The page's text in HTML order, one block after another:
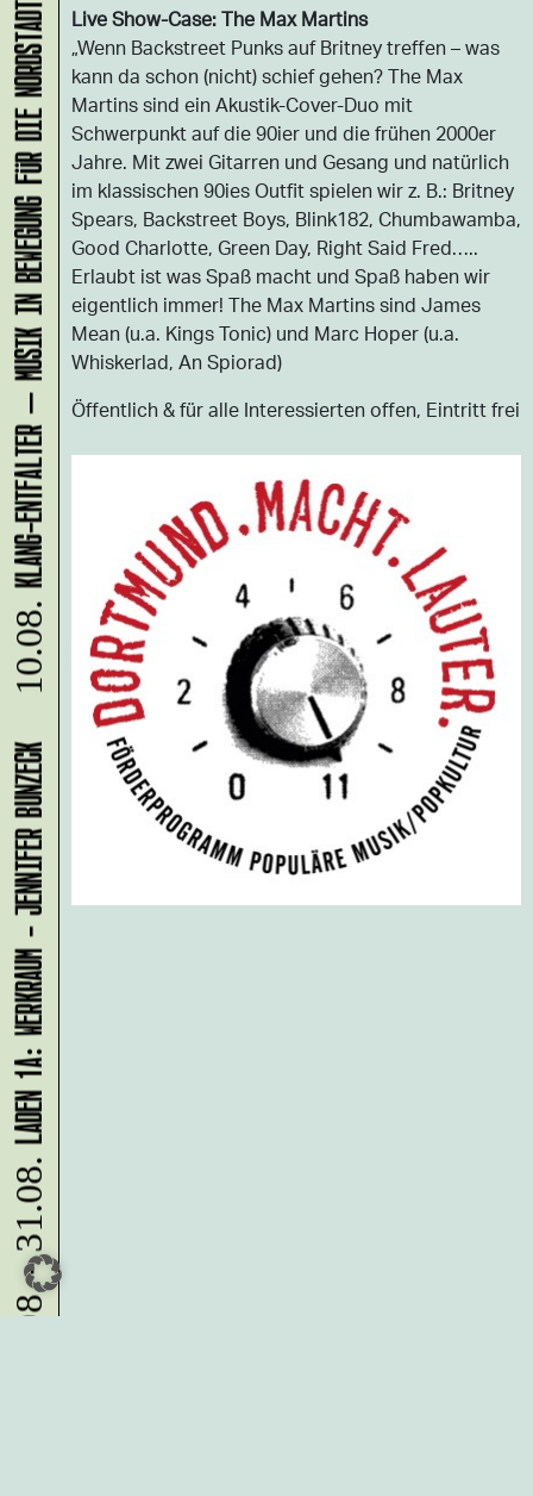
Live Show-Case: The Max Martins
„Wenn Backstreet Punks auf Britney treffen – was
kann da schon (nicht) schief gehen? The Max
Martins sind ein Akustik-Cover-Duo mit
Schwerpunkt auf die 90ier und die frühen 2000er
Jahre. Mit zwei Gitarren und Gesang und natürlich
im klassischen 90ies Outfit spielen wir z. B.: Britney
Spears, Backstreet Boys, Blink182, Chumbawamba,
Good Charlotte, Green Day, Right Said Fred…..
Erlaubt ist was Spaß macht und Spaß haben wir
eigentlich immer! The Max Martins sind James
Mean (u.a. Kings Tonic) und Marc Hoper (u.a.
Whiskerlad, An Spiorad)
Öffentlich & für alle Interessierten offen, Eintritt frei
10.08. - 31.08.
LADEN 1A: WERKRAUM - JENNIFER BUNZECK
10.08.
KLANG-ENTFALTER – MUSIK IN BEWEGUNG FÜR DIE NORDSTADT